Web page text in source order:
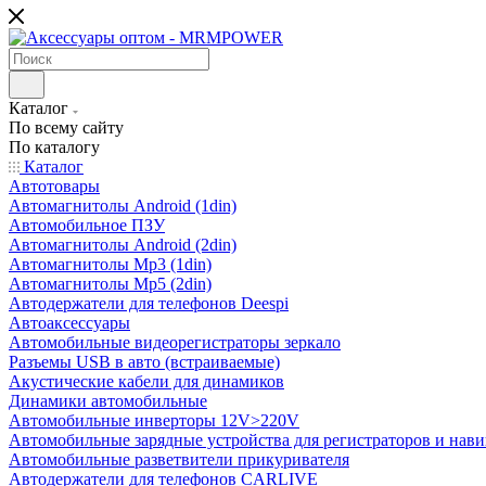
Каталог
По всему сайту
По каталогу
Каталог
Автотовары
Автомагнитолы Android (1din)
Автомобильное ПЗУ
Автомагнитолы Android (2din)
Автомагнитолы Mp3 (1din)
Автомагнитолы Mp5 (2din)
Автодержатели для телефонов Deespi
Автоаксессуары
Автомобильные видеорегистраторы зеркало
Разъемы USB в авто (встраиваемые)
Акустические кабели для динамиков
Динамики автомобильные
Автомобильные инверторы 12V>220V
Автомобильные зарядные устройства для регистраторов и
Автомобильные разветвители прикуривателя
Автодержатели для телефонов CARLIVE